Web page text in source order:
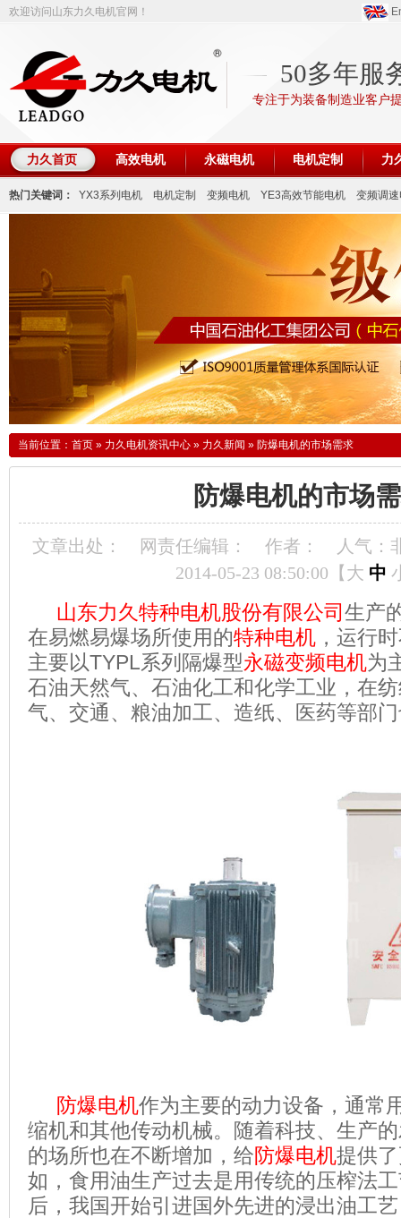
欢迎访问山东力久电机官网！
50多年服
专注于为装备制造业客户
力久首页 高效电机 永磁电机 电机定制 力
热门关键词： YX3系列电机 电机定制 变频电机 YE3高效节能电机 变频调
当前位置： 首页 » 力久电机资讯中心 » 力久新闻 » 防爆电机的市场需求
防爆电机的市场
文章出处： 网责任编辑： 作者： 人气：
2014-05-23 08:50:00【 大 中
山东力久特种电机股份有限公司生产
在易燃易爆场所使用的特种电机 ，运行
主要以TYPL系列隔爆型永磁变频电机为
石油天然气、石油化工和化学工业，在
气、交通、粮油加工、造纸、医药等部
防爆电机作为主要的动力设备，通常
缩机和其他传动机械。随着科技、生产
的场所也在不断增加，给防爆电机提供
如，食用油生产过去是用传统的压榨法
后，我国开始引进国外先进的浸出油工